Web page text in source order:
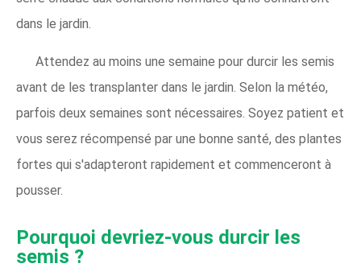
dans le jardin.
Attendez au moins une semaine pour durcir les semis
avant de les transplanter dans le jardin. Selon la météo,
parfois deux semaines sont nécessaires. Soyez patient et
vous serez récompensé par une bonne santé, des plantes
fortes qui s'adapteront rapidement et commenceront à
pousser.
Pourquoi devriez-vous durcir les
semis ?